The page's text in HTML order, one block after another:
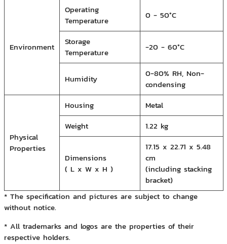
Environment
Operating
Temperature
0 - 50°C
Storage
Temperature
-20 - 60°C
Humidity
0-80% RH, Non-
condensing
Physical
Properties
Housing
Metal
Weight
1.22 kg
Dimensions
( L x W x H )
17.15 x 22.71 x 5.48
cm
(including stacking
bracket)
* The specification and pictures are subject to change
without notice.
* All trademarks and logos are the properties of their
respective holders.